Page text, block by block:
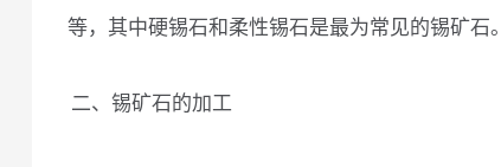
等，其中硬锡石和柔性锡石是最为常见的锡矿石。
二、锡矿石的加工